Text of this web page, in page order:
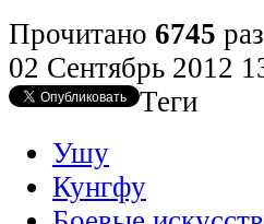
Прочитано 6745 раз
02 Сентябрь 2012
Теги
Ушу
Кунгфу